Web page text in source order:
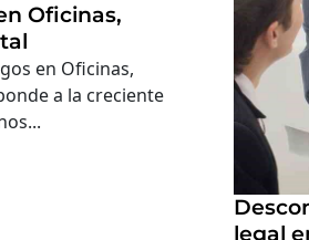
Oficinas,
en Oficinas,
a la creciente
legal